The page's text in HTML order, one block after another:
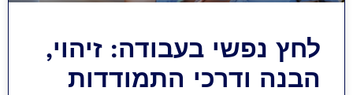
לחץ נפשי בעבודה: זיהוי,
הבנה ודרכי התמודדות